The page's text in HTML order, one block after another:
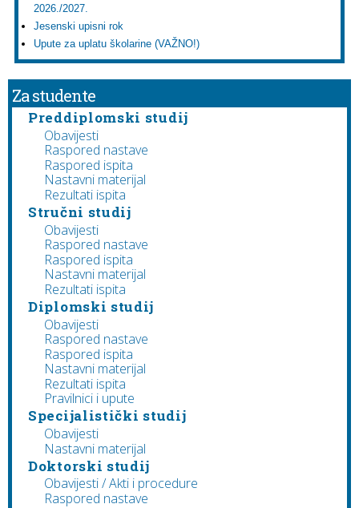
2026./2027.
Jesenski upisni rok
Upute za uplatu školarine (VAŽNO!)
Za studente
Preddiplomski studij
Obavijesti
Raspored nastave
Raspored ispita
Nastavni materijal
Rezultati ispita
Stručni studij
Obavijesti
Raspored nastave
Raspored ispita
Nastavni materijal
Rezultati ispita
Diplomski studij
Obavijesti
Raspored nastave
Raspored ispita
Nastavni materijal
Rezultati ispita
Pravilnici i upute
Specijalistički studij
Obavijesti
Nastavni materijal
Doktorski studij
Obavijesti / Akti i procedure
Raspored nastave